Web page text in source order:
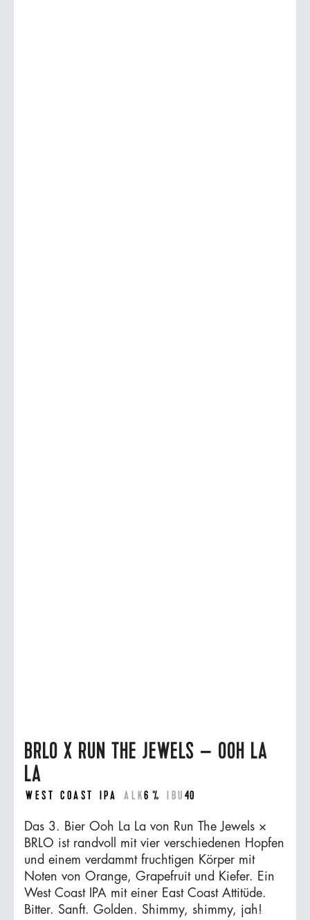
BRLO X RUN THE JEWELS – OOH LA
LA
WEST COAST IPA ALK6 % IBU40
Das 3. Bier Ooh La La von Run The Jewels ×
BRLO ist randvoll mit vier verschiedenen Hopfen
und einem verdammt fruchtigen Körper mit
Noten von Orange, Grapefruit und Kiefer. Ein
West Coast IPA mit einer East Coast Attitüde.
Bitter. Sanft. Golden. Shimmy, shimmy, jah!